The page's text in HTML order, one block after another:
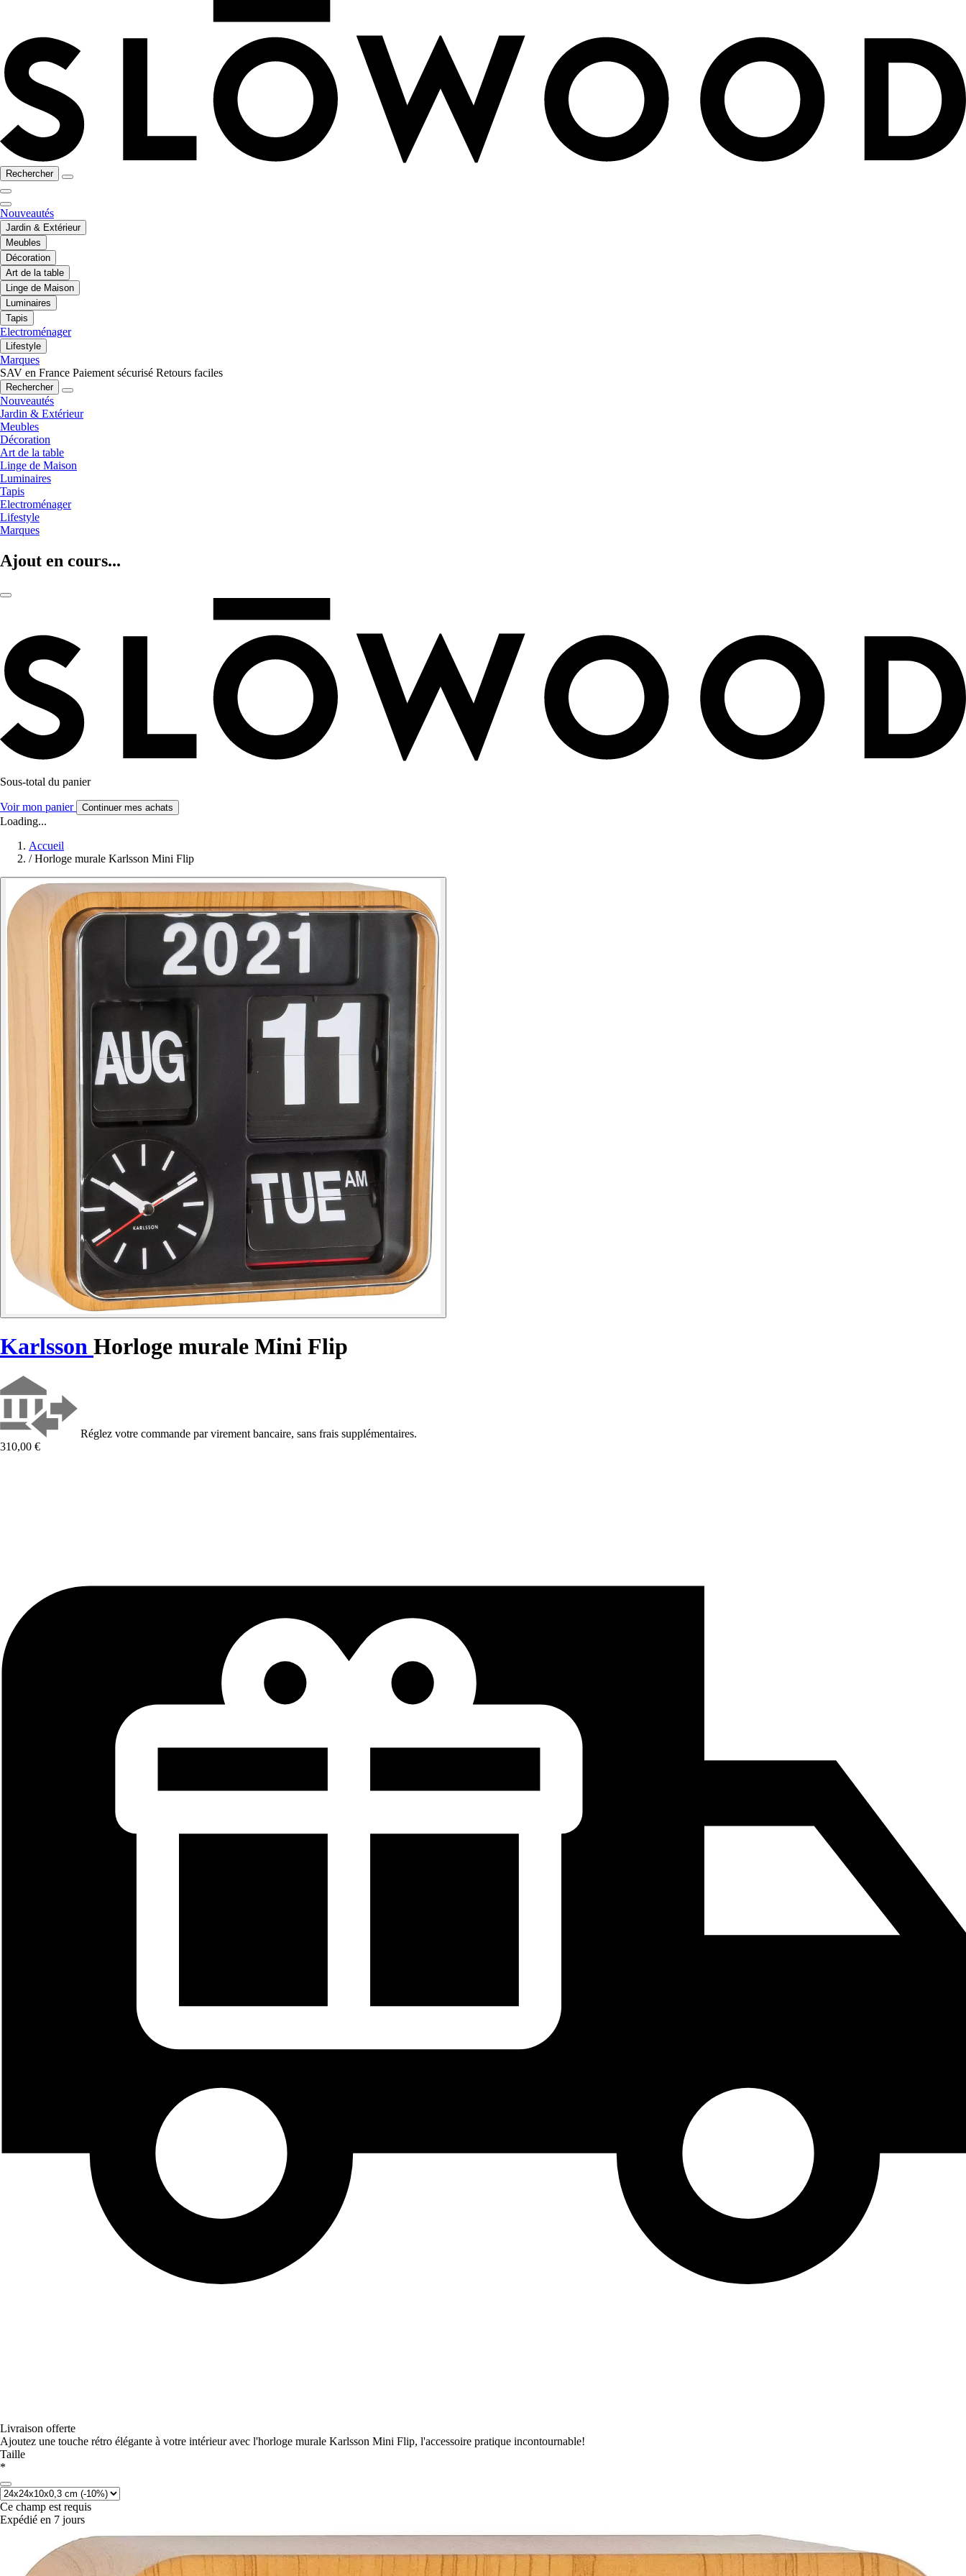
Rechercher
Nouveautés
Jardin & Extérieur
Meubles
Décoration
Art de la table
Linge de Maison
Luminaires
Tapis
Electroménager
Lifestyle
Marques
SAV en France Paiement sécurisé Retours faciles
Rechercher
Nouveautés
Jardin & Extérieur
Meubles
Décoration
Art de la table
Linge de Maison
Luminaires
Tapis
Electroménager
Lifestyle
Marques
Ajout en cours...
Sous-total du panier
Voir mon panier Continuer mes achats
Loading...
Accueil
/ Horloge murale Karlsson Mini Flip
Karlsson Horloge murale Mini Flip
Réglez votre commande par virement bancaire, sans frais supplémentaires.
310,00 €
Livraison offerte
Ajoutez une touche rétro élégante à votre intérieur avec l'horloge murale Karlsson Mini Flip, l'accessoire pratique incontournable!
Taille
*
Ce champ est requis
Expédié en 7 jours